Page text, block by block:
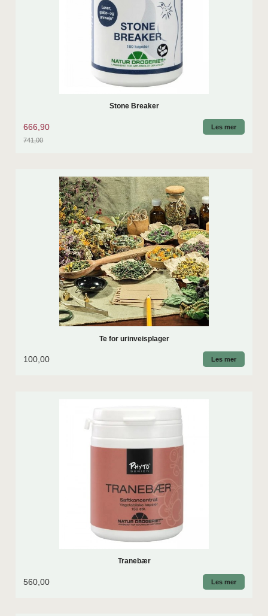
Stone Breaker
666,90
741,00
Les mer
Te for urinveisplager
100,00 Les mer
Tranebær
560,00 Les mer